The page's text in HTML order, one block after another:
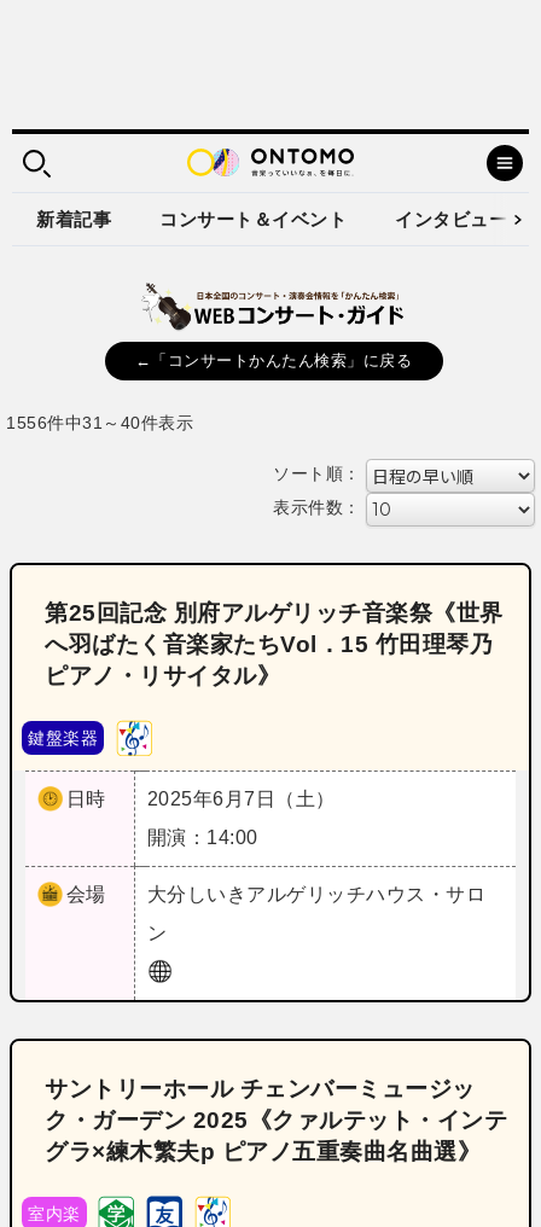
新着記事 コンサート＆イベント インタビュー
←「コンサートかんたん検索」に戻る
1556件中31～40件表示
ソート順：
表示件数：
第25回記念 別府アルゲリッチ音楽祭《世界
へ羽ばたく音楽家たちVol．15 竹田理琴乃
ピアノ・リサイタル》
鍵盤楽器
日時
2025年6月7日（土）
開演：14:00
会場 大分 しいきアルゲリッチハウス・サロ
ン
サントリーホール チェンバーミュージッ
ク・ガーデン 2025《クァルテット・インテ
グラ×練木繁夫p ピアノ五重奏曲名曲選》
室内楽